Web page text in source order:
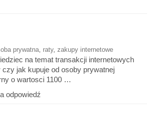
prywatna raty, zakupy internetowe
na temat transakcji internetowych
jak kupuje od osoby prywatnej
o wartosci 1100 …
odpowiedź